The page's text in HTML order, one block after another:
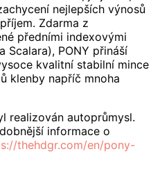
nejlepších výnosů
Zdarma z
předními indexovými
Scalara), PONY přináší
kvalitní stabilní mince
klenby napříč mnoha
realizován autoprůmysl.
informace o
thehdgr.com/en/pony-